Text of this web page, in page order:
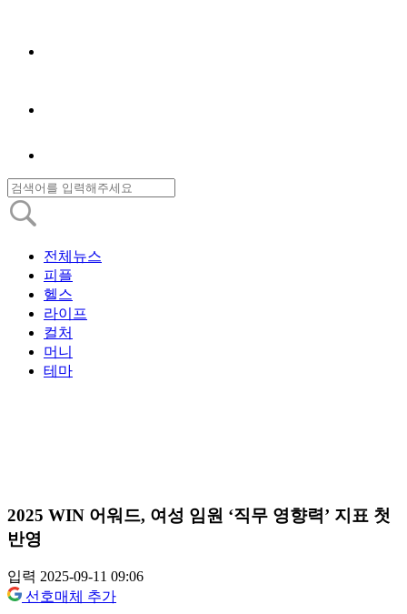
전체뉴스
피플
헬스
라이프
컬처
머니
테마
2025 WIN 어워드, 여성 임원 ‘직무 영향력’ 지표 첫
반영
입력 2025-09-11 09:06
선호매체 추가